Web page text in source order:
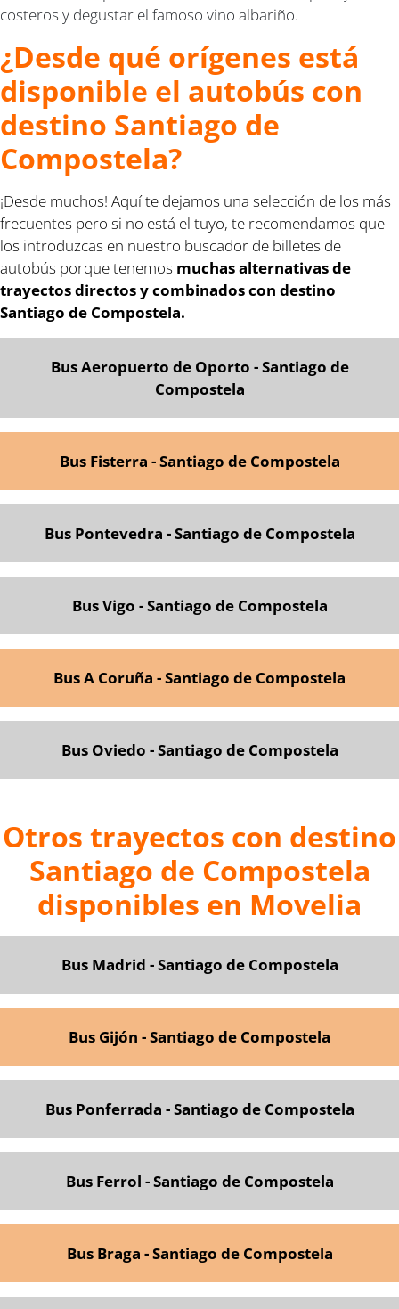
costeros y degustar el famoso vino albariño.
¿Desde qué orígenes está
disponible el autobús con
destino Santiago de
Compostela?
¡Desde muchos! Aquí te dejamos una selección de los más
frecuentes pero si no está el tuyo, te recomendamos que
los introduzcas en nuestro buscador de billetes de
autobús porque tenemos muchas alternativas de
trayectos directos y combinados con destino
Santiago de Compostela.
Bus Aeropuerto de Oporto - Santiago de
Compostela
Bus Fisterra - Santiago de Compostela
Bus Pontevedra - Santiago de Compostela
Bus Vigo -Santiago de Compostela
Bus A Coruña - Santiago de Compostela
Bus Oviedo - Santiago de Compostela
Otros trayectos con destino
Santiago de Compostela
disponibles en Movelia
Bus Madrid - Santiago de Compostela
Bus Gijón - Santiago de Compostela
Bus Ponferrada - Santiago de Compostela
Bus Ferrol - Santiago de Compostela
Bus Braga - Santiago de Compostela